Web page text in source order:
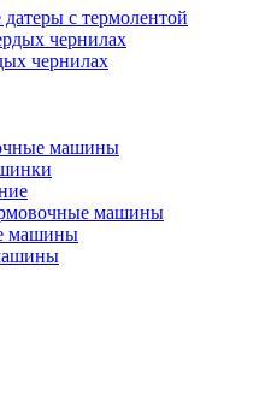
с термолентой
чернилах
чернилах
машины
машины
машины